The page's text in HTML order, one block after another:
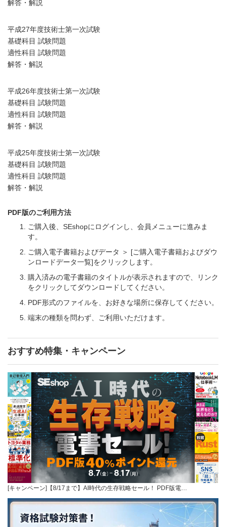
解答・解説
平成27年度技術士第一次試験
基礎科目 試験問題
適性科目 試験問題
解答・解説
平成26年度技術士第一次試験
基礎科目 試験問題
適性科目 試験問題
解答・解説
平成25年度技術士第一次試験
基礎科目 試験問題
適性科目 試験問題
解答・解説
PDF版のご利用方法
ご購入後、SEshopにログインし、会員メニューに進みま
す。
ご購入電子書籍およびデータ ＞ [ご購入電子書籍およびダウ
ンロードデータ一覧]をクリックします。
購入済みの電子書籍のタイトルが表示されますので、リンク
をクリックしてダウンロードしてください。
PDF形式のファイルを、お好きな場所に保存してください。
端末の種類を問わず、ご利用いただけます。
おすすめ特集・キャンペーン
[キャンペーン]【8/17まで】AI時代の生存戦略セール！ PDF版電…